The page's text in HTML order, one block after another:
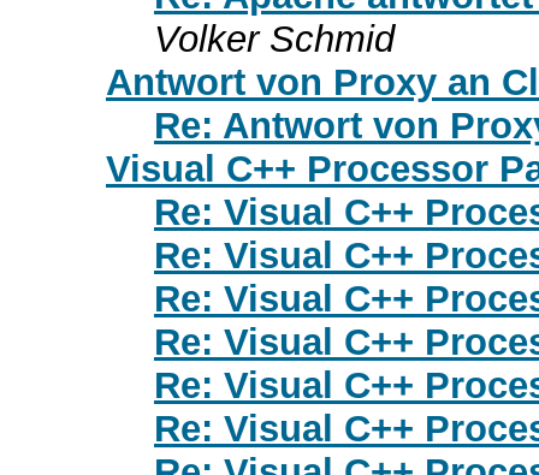
Volker Schmid
Antwort von Proxy an
Re: Antwort von
Visual C++ Processor
Re: Visual C++
Re: Visual C++
Re: Visual C++
Re: Visual C++
Re: Visual C++
Re: Visual C++